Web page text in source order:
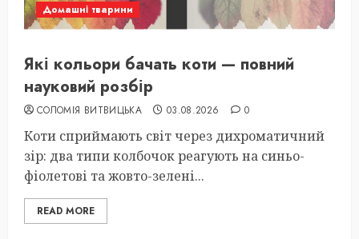
Домашні тварини
Які кольори бачать коти — повний
науковий розбір
СОЛОМІЯ ВИТВИЦЬКА 03.08.2026 0
Коти сприймають світ через дихроматичний
зір: два типи колбочок реагують на синьо-
фіолетові та жовто-зелені...
READ MORE